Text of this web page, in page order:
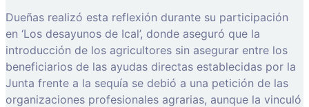
Dueñas realizó esta reflexión durante su participación
en ‘Los desayunos de Ical’, donde aseguró que la
introducción de los agricultores sin asegurar entre los
beneficiarios de las ayudas directas establecidas por la
Junta frente a la sequía se debió a una petición de las
organizaciones profesionales agrarias, aunque la vinculó